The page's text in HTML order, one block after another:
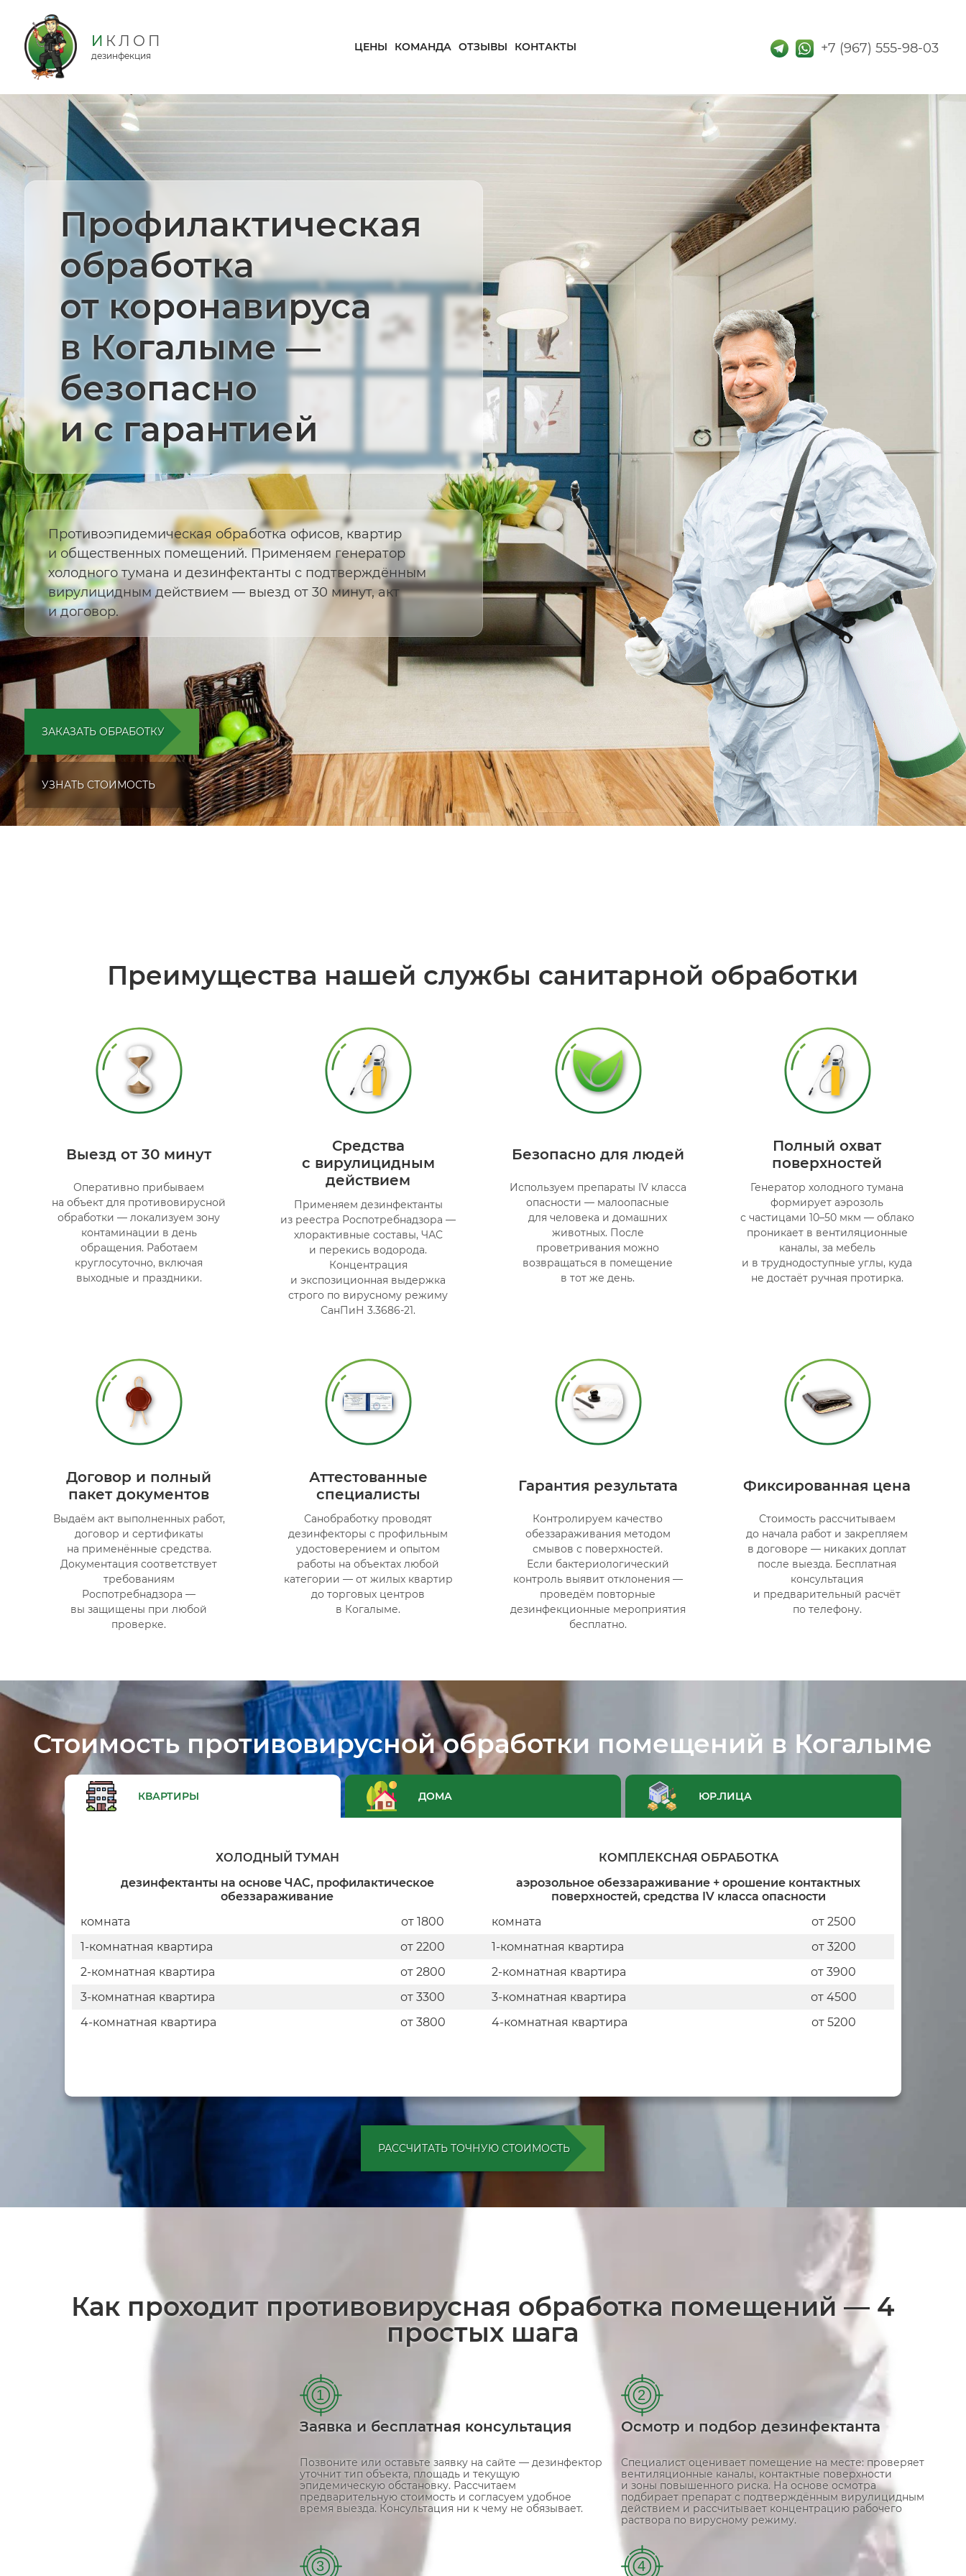
дезинфекция
ЦЕНЫ КОМАНДА ОТЗЫВЫ КОНТАКТЫ
Профилактическая
обработка
от коронавируса
в Когалыме —
безопасно
и с гарантией
Противоэпидемическая обработка офисов, квартир
и общественных помещений. Применяем генератор
холодного тумана и дезинфектанты с подтверждённым
вирулицидным действием — выезд от 30 минут, акт
и договор.
ЗАКАЗАТЬ ОБРАБОТКУ
УЗНАТЬ СТОИМОСТЬ
Преимущества нашей службы санитарной обработки
Выезд от 30 минут
Оперативно прибываем
на объект для противовирусной
обработки — локализуем зону
контаминации в день
обращения. Работаем
круглосуточно, включая
выходные и праздники.
Средства
с вирулицидным
действием
Применяем дезинфектанты
из реестра Роспотребнадзора —
хлорактивные составы, ЧАС
и перекись водорода.
Концентрация
и экспозиционная выдержка
строго по вирусному режиму
СанПиН 3.3686-21.
Безопасно для людей
Используем препараты IV класса
опасности — малоопасные
для человека и домашних
животных. После
проветривания можно
возвращаться в помещение
в тот же день.
Полный охват
поверхностей
Генератор холодного тумана
формирует аэрозоль
с частицами 10–50 мкм — облако
проникает в вентиляционные
каналы, за мебель
и в труднодоступные углы, куда
не достаёт ручная протирка.
Договор и полный
пакет документов
Выдаём акт выполненных работ,
договор и сертификаты
на применённые средства.
Документация соответствует
требованиям
Роспотребнадзора —
вы защищены при любой
проверке.
Аттестованные
специалисты
Санобработку проводят
дезинфекторы с профильным
удостоверением и опытом
работы на объектах любой
категории — от жилых квартир
до торговых центров
в Когалыме.
Гарантия результата
Контролируем качество
обеззараживания методом
смывов с поверхностей.
Если бактериологический
контроль выявит отклонения —
проведём повторные
дезинфекционные мероприятия
бесплатно.
Фиксированная цена
Стоимость рассчитываем
до начала работ и закрепляем
в договоре — никаких доплат
после выезда. Бесплатная
консультация
и предварительный расчёт
по телефону.
Стоимость противовирусной обработки помещений в Когалыме
КВАРТИРЫ ДОМА ЮР.ЛИЦА
ХОЛОДНЫЙ ТУМАН
дезинфектанты на основе ЧАС, профилактическое
обеззараживание
комната
от 1800
1-комнатная квартира
от 2200
2-комнатная квартира
от 2800
3-комнатная квартира
от 3300
4-комнатная квартира
от 3800
КОМПЛЕКСНАЯ ОБРАБОТКА
аэрозольное обеззараживание + орошение контактных
поверхностей, средства IV класса опасности
комната
от 2500
1-комнатная квартира
от 3200
2-комнатная квартира
от 3900
3-комнатная квартира
от 4500
4-комнатная квартира
от 5200
РАССЧИТАТЬ ТОЧНУЮ СТОИМОСТЬ
Как проходит противовирусная обработка помещений — 4
простых шага
1
Заявка и бесплатная консультация
Позвоните или оставьте заявку на сайте — дезинфектор
уточнит тип объекта, площадь и текущую
эпидемическую обстановку. Рассчитаем
предварительную стоимость и согласуем удобное
время выезда. Консультация ни к чему не обязывает.
2
Осмотр и подбор дезинфектанта
Специалист оценивает помещение на месте: проверяет
вентиляционные каналы, контактные поверхности
и зоны повышенного риска. На основе осмотра
подбирает препарат с подтверждённым вирулицидным
действием и рассчитывает концентрацию рабочего
раствора по вирусному режиму.
3 4